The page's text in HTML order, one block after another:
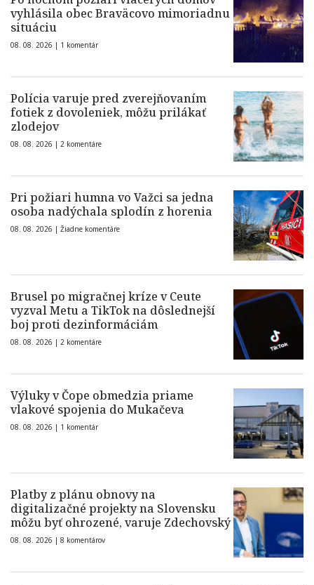
vyhlásila obec Braväcovo mimoriadnu
situáciu
08. 08. 2026 | 1 komentár
Polícia varuje pred zverejňovaním
fotiek z dovoleniek, môžu prilákať
zlodejov
08. 08. 2026 | 2 komentáre
Pri požiari humna vo Važci sa jedna
osoba nadýchala splodín z horenia
08. 08. 2026 | Žiadne komentáre
Brusel po migračnej kríze v Ceute
vyzval Metu a TikTok na dôslednejší
boj proti dezinformáciám
08. 08. 2026 | 2 komentáre
Výluky v Čope obmedzia priame
vlakové spojenia do Mukačeva
08. 08. 2026 | 1 komentár
Platby z plánu obnovy na
digitalizačné projekty na Slovensku
môžu byť ohrozené, varuje Zdechovský
08. 08. 2026 | 8 komentárov